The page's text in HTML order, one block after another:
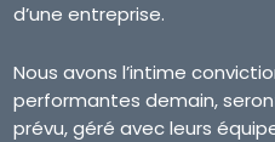
d’une entreprise.
Nous avons l’intime
performantes demain,
prévu, géré avec leurs